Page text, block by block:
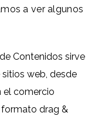
a ver algunos
Contenidos sirve
web, desde
el comercio
drag &